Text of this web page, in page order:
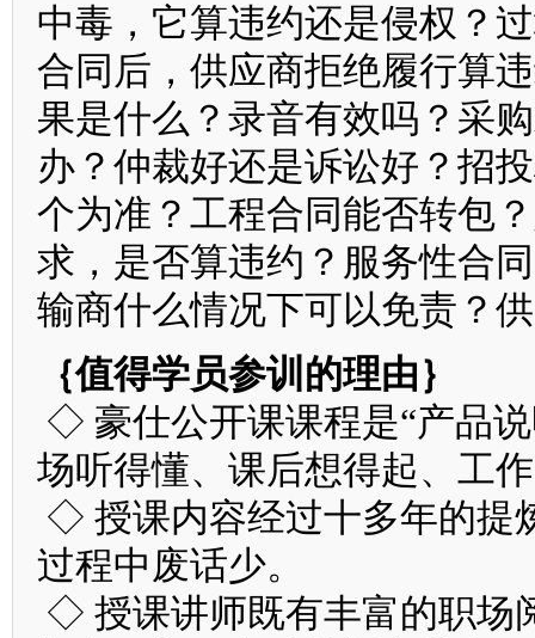
中毒，它算违约还是侵权？
合同后，供应商拒绝履行算
果是什么？录音有效吗？采
办？仲裁好还是诉讼好？招
个为准？工程合同能否转包
求，是否算违约？服务性合
输商什么情况下可以免责？
｛值得学员参训的理由｝
◇ 豪仕公开课课程是“产品
场听得懂、课后想得起、工
◇ 授课内容经过十多年的提
过程中废话少。
◇ 授课讲师既有丰富的职场